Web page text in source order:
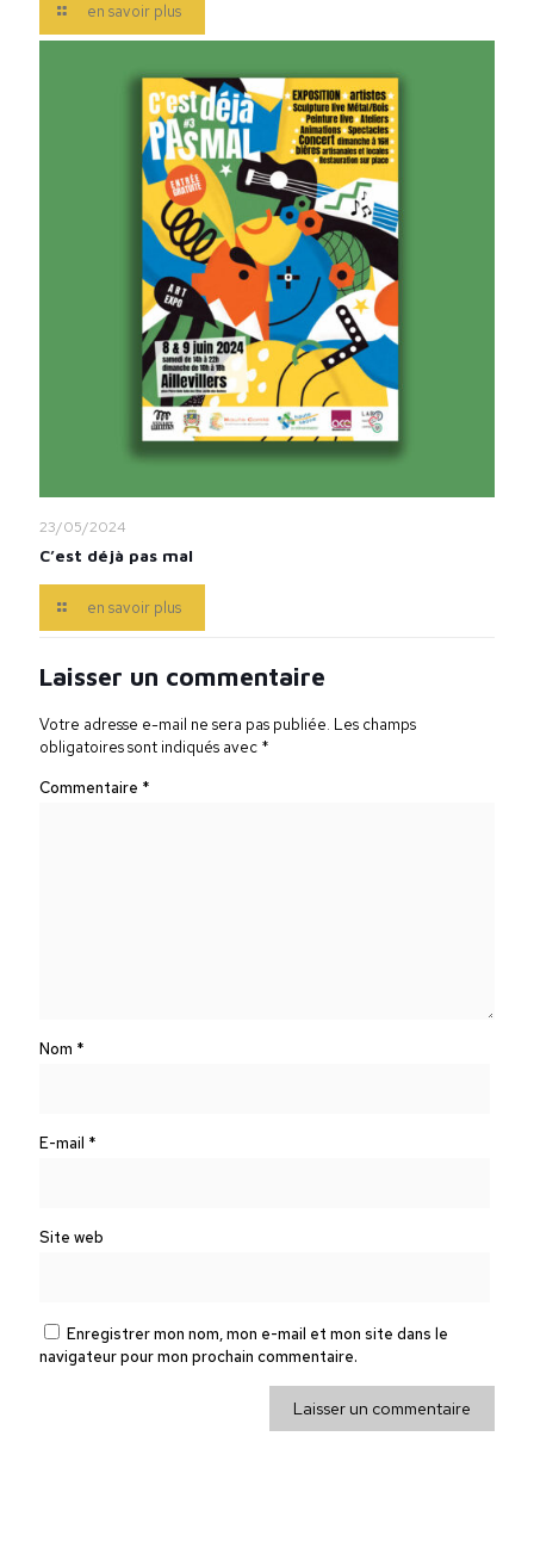
en savoir plus
23/05/2024
C’est déjà pas mal
en savoir plus
Laisser un commentaire
Votre adresse e-mail ne sera pas publiée. Les champs
obligatoires sont indiqués avec *
Commentaire *
Nom *
E-mail *
Site web
Enregistrer mon nom, mon e-mail et mon site dans le
navigateur pour mon prochain commentaire.